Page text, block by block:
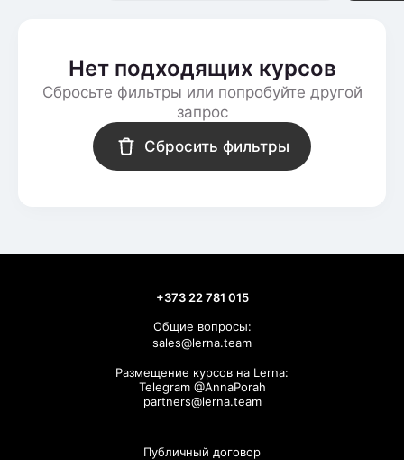
Нет подходящих курсов
Сбросьте фильтры или попробуйте другой
запрос
Сбросить фильтры
+373 22 781 015
Общие вопросы:
sales@lerna.team
Размещение курсов на Lerna:
Telegram @AnnaPorah
partners@lerna.team
Публичный договор